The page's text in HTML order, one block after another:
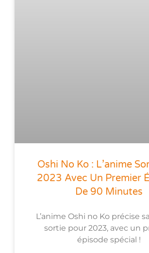
Oshi No Ko : L’anime
2023 Avec Un Premier
De 90 Minutes
L’anime Oshi no Ko précise
sortie pour 2023, avec un
épisode spécial !